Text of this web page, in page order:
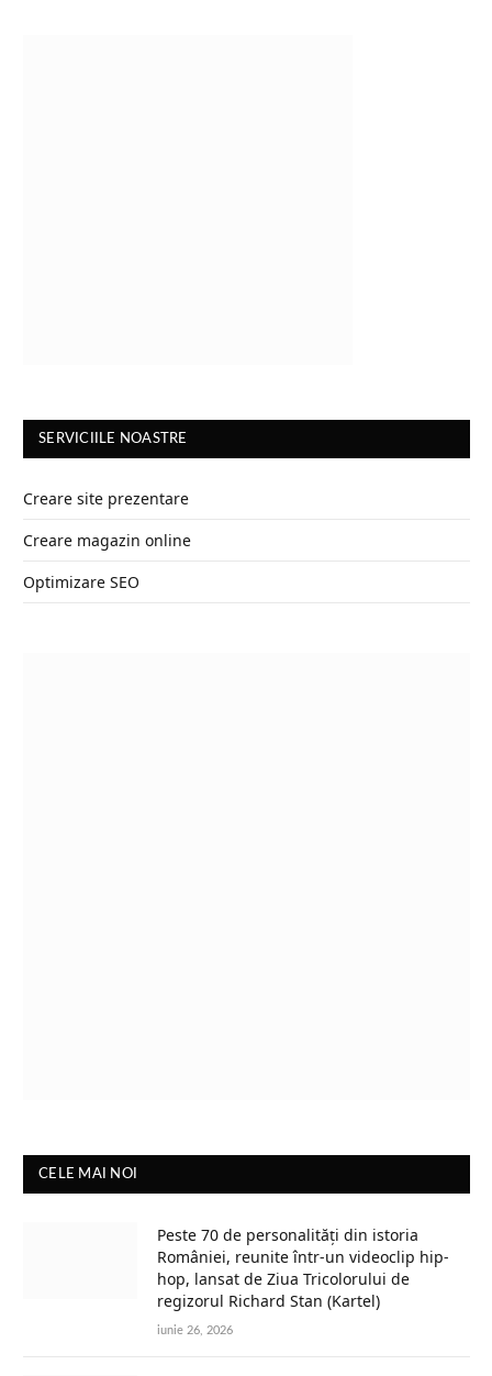
SERVICIILE NOASTRE
Creare site prezentare
Creare magazin online
Optimizare SEO
CELE MAI NOI
Peste 70 de personalități din istoria
României, reunite într-un videoclip hip-
hop, lansat de Ziua Tricolorului de
regizorul Richard Stan (Kartel)
iunie 26, 2026